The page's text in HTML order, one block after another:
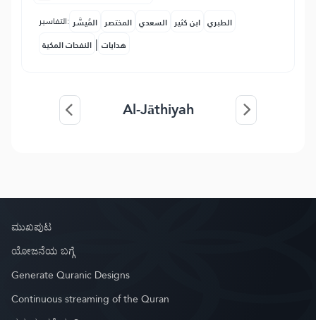
التفاسير: المُيسَّر المختصر السعدي ابن كثير الطبري
النفحات المكية | هدايات
Al-Jāthiyah
ಮುಖಪುಟ
ಯೋಜನೆಯ ಬಗ್ಗೆ
Generate Quranic Designs
Continuous streaming of the Quran